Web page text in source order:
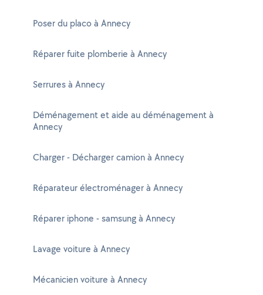
Poser du placo à Annecy
Réparer fuite plomberie à Annecy
Serrures à Annecy
Déménagement et aide au déménagement à
Annecy
Charger - Décharger camion à Annecy
Réparateur électroménager à Annecy
Réparer iphone - samsung à Annecy
Lavage voiture à Annecy
Mécanicien voiture à Annecy